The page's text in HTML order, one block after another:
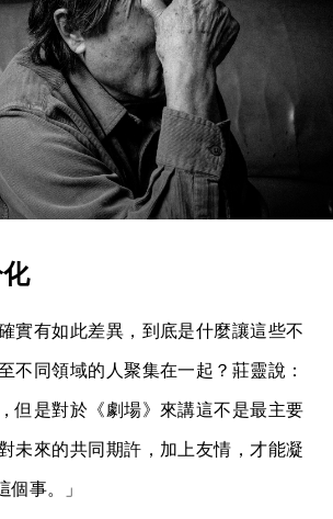
實有如此差異，到底是什麼讓這些不
不同領域的人聚集在一起？莊靈說：
但是對於《劇場》來講這不是最主要
未來的共同期許，加上友情，才能凝
個事。」